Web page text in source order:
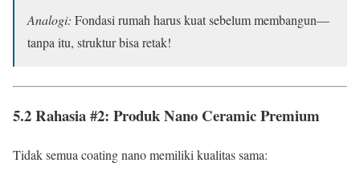
Analogi: Fondasi rumah harus kuat sebelum membangun—
tanpa itu, struktur bisa retak!
5.2 Rahasia #2: Produk Nano Ceramic Premium
Tidak semua coating nano memiliki kualitas sama: